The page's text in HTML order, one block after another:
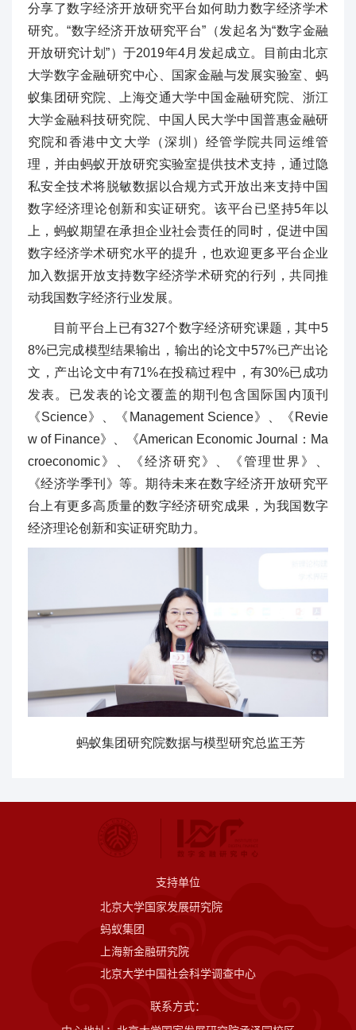
分享了数字经济开放研究平台如何助力数字经济学术
研究。“数字经济开放研究平台”（发起名为“数字金融
开放研究计划”）于2019年4月发起成立。目前由北京
大学数字金融研究中心、国家金融与发展实验室、蚂
蚁集团研究院、上海交通大学中国金融研究院、浙江
大学金融科技研究院、中国人民大学中国普惠金融研
究院和香港中文大学（深圳）经管学院共同运维管
理，并由蚂蚁开放研究实验室提供技术支持，通过隐
私安全技术将脱敏数据以合规方式开放出来支持中国
数字经济理论创新和实证研究。该平台已坚持5年以
上，蚂蚁期望在承担企业社会责任的同时，促进中国
数字经济学术研究水平的提升，也欢迎更多平台企业
加入数据开放支持数字经济学术研究的行列，共同推
动我国数字经济行业发展。
目前平台上已有327个数字经济研究课题，其中5
8%已完成模型结果输出，输出的论文中57%已产出论
文，产出论文中有71%在投稿过程中，有30%已成功
发表。已发表的论文覆盖的期刊包含国际国内顶刊
《Science》、《Management Science》、《Revie
w of Finance》、《American Economic Journal：Ma
croeconomic》、《经济研究》、《管理世界》、
《经济学季刊》等。期待未来在数字经济开放研究平
台上有更多高质量的数字经济研究成果，为我国数字
经济理论创新和实证研究助力。
蚂蚁集团研究院数据与模型研究总监王芳
支持单位
北京大学国家发展研究院
蚂蚁集团
上海新金融研究院
北京大学中国社会科学调查中心
联系方式：